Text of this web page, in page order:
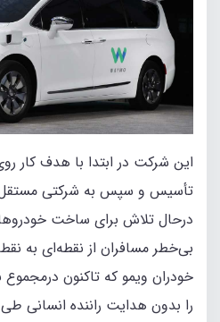
این شرکت در ابتدا با هدف کار
تأسیس و سپس به شرکتی مستقل
درحال تلاش برای ساخت
بی‌خطر مسافران از نقطه‌ای به
را بدون هدایت راننده انسانی طی